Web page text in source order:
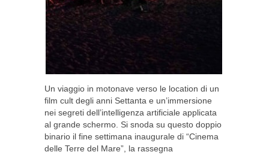
Un viaggio in motonave verso le location di un
film cult degli anni Settanta e un’immersione
nei segreti dell’intelligenza artificiale applicata
al grande schermo. Si snoda su questo doppio
binario il fine settimana inaugurale di “Cinema
delle Terre del Mare”, la rassegna